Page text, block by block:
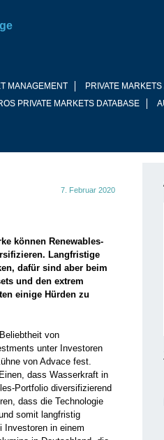
MANAGEMENT PRIVATE MARKETS
PRIVATE MARKETS DATABASE
7. Februar 2020
können Renewables-
Langfristige
dafür sind aber beim
und den extrem
einige Hürden zu
von
unter Investoren
von Advace fest.
dass Wasserkraft in
Portfolio diversifizierend
dass die Technologie
somit langfristig
Investoren in einem